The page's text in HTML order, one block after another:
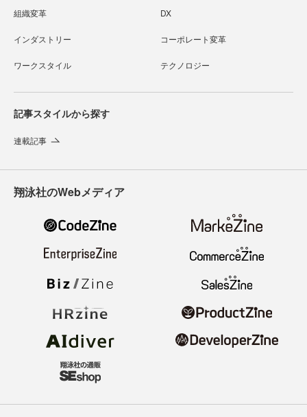
組織変革 DX
インダストリー コーポレート変革
ワークスタイル テクノロジー
記事スタイルから探す
連載記事
翔泳社のWebメディア